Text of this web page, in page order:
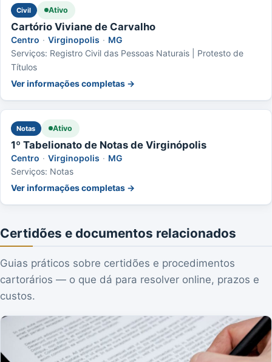
Civil Ativo
Cartório Viviane de Carvalho
Centro · Virginopolis · MG
Serviços: Registro Civil das Pessoas Naturais | Protesto de
Títulos
Ver informações completas →
Notas Ativo
1º Tabelionato de Notas de Virginópolis
Centro · Virginopolis · MG
Serviços: Notas
Ver informações completas →
Certidões e documentos relacionados
Guias práticos sobre certidões e procedimentos
cartorários — o que dá para resolver online, prazos e
custos.